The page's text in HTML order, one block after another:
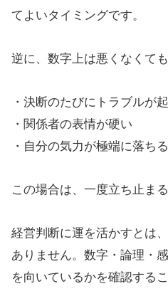
てよいタイミングです。
逆に、数字上は悪くなくても
・決断のたびにトラブルが
・関係者の表情が硬い
・自分の気力が極端に落ちる
この場合は、一度立ち止ま
経営判断に運を活かすとは
ありません。数字・論理・
を向いているかを確認するこ